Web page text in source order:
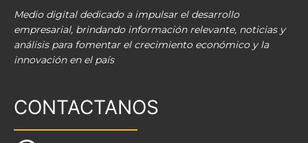
Medio digital dedicado a impulsar el desarrollo
empresarial, brindando información relevante, noticias y
análisis para fomentar el crecimiento económico y la
innovación en el país
CONTACTANOS